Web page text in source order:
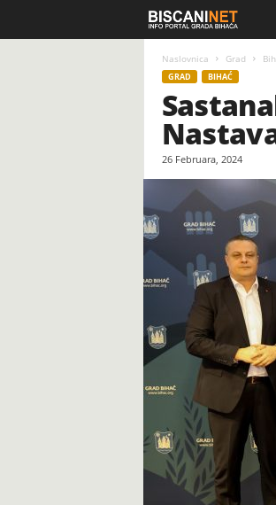
i
c
n
e
Naslovnica Grad
GRAD BIHAĆ
26 Februara, 2024